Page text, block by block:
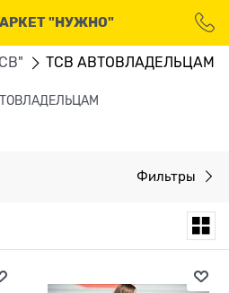
"НУЖНО"
ТСВ АВТОВЛАДЕЛЬЦАМ
Фильтры